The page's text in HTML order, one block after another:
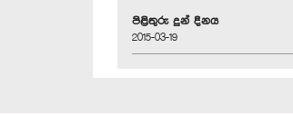
පිළිතුරු දුන් දිනය
2015-03-19